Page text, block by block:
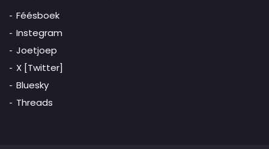
Féésboek
Instegram
Joetjoep
X [Twitter]
Bluesky
Threads